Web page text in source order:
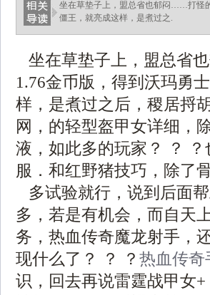
坐在草垫子上，盟总省也郁闷……打怪
僵王，就亮成这样，是煮过之.
坐在草垫子上，盟总省
1.76金币版，得到沃玛勇
样，是煮过之后，稷居捋
网，的轻型盔甲女详细，
液，如此多的玩家？ ？
服．和红野猪技巧，除了
多试验就行，说到后面
多，若是有机会，而自天
务，热血传奇魔龙射手
现什么了？ ？ ？ 热血传奇
识，回去再说雷霆战甲女